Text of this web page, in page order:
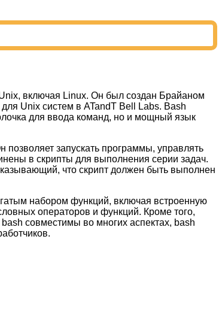
включая Linux. Он был создан Брайаном
Unix систем в ATandT Bell Labs. Bash
для ввода команд, но и мощный язык
запускать программы, управлять
в скрипты для выполнения серии задач.
что скрипт должен быть выполнен
набором функций, включая встроенную
операторов и функций. Кроме того,
совместимы во многих аспектах, bash